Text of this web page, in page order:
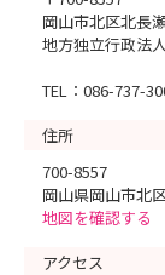
岡山市北区北長
地方独立行政法
TEL：086-737-
住所
700-8557
岡山県岡山市北
地図を確認する
アクセス